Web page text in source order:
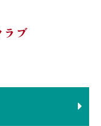
ラブ